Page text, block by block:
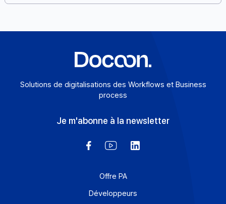
optimiser ses processus opérationnels. Offrant à […]
En savoir plus
process
Je m'abonne à la newsletter